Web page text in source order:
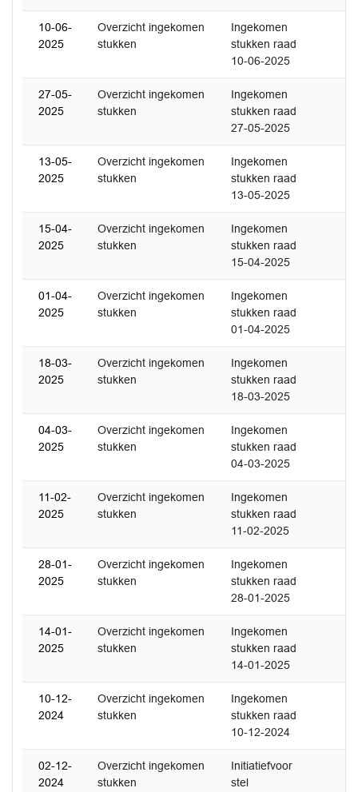
10-06-
2025
Overzicht ingekomen
stukken
Ingekomen
stukken raad
10-06-2025
27-05-
2025
Overzicht ingekomen
stukken
Ingekomen
stukken raad
27-05-2025
13-05-
2025
Overzicht ingekomen
stukken
Ingekomen
stukken raad
13-05-2025
15-04-
2025
Overzicht ingekomen
stukken
Ingekomen
stukken raad
15-04-2025
01-04-
2025
Overzicht ingekomen
stukken
Ingekomen
stukken raad
01-04-2025
18-03-
2025
Overzicht ingekomen
stukken
Ingekomen
stukken raad
18-03-2025
04-03-
2025
Overzicht ingekomen
stukken
Ingekomen
stukken raad
04-03-2025
11-02-
2025
Overzicht ingekomen
stukken
Ingekomen
stukken raad
11-02-2025
28-01-
2025
Overzicht ingekomen
stukken
Ingekomen
stukken raad
28-01-2025
14-01-
2025
Overzicht ingekomen
stukken
Ingekomen
stukken raad
14-01-2025
10-12-
2024
Overzicht ingekomen
stukken
Ingekomen
stukken raad
10-12-2024
02-12-
2024
Overzicht ingekomen
stukken
Initiatiefvoor
stel